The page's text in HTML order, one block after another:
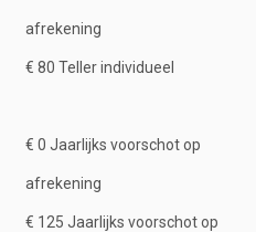
afrekening
€ 80 Teller individueel
€ 0 Jaarlijks voorschot op
afrekening
€ 125 Jaarlijks voorschot op